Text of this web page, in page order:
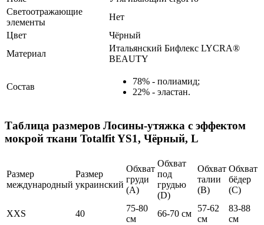
Светоотражающие
элементы
Нет
Цвет
Чёрный
Материал
Итальянский Бифлекс LYCRA®
BEAUTY
Состав
78% - полиамид;
22% - эластан.
Таблица размеров Лосины-утяжка с эффектом
мокрой ткани Totalfit YS1, Чёрный, L
Размер
международный
Размер
украинский
Обхват
груди
(А)
Обхват
под
грудью
(D)
Обхват
талии
(В)
Обхват
бёдер
(С)
XXS 40
75-80
см
66-70 см
57-62
см
83-88
см